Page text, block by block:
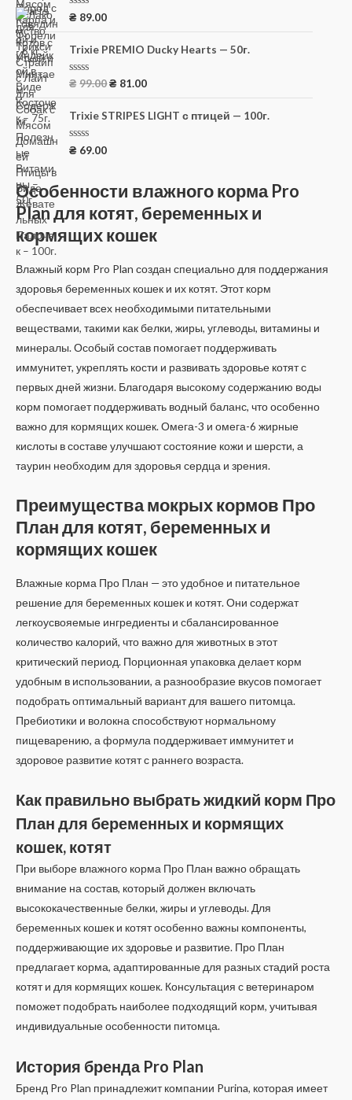
и
з
О
н
к
а
0
и
₴ 89.00
Trixie PREMIO Ducky Hearts — 50г.
О
н
к
а
0
и
₴ 99.00₴ 81.00
Trixie STRIPES LIGHT с птицей — 100г.
О
к
а
0
и
з
5
₴ 69.00
Особенности влажного корма Pro
Plan для котят, беременных и
кормящих кошек
Влажный корм Pro Plan создан специально для поддержания
здоровья беременных кошек и их котят. Этот корм
обеспечивает всех необходимыми питательными
веществами, такими как белки, жиры, углеводы, витамины и
минералы. Особый состав помогает поддерживать
иммунитет, укреплять кости и развивать здоровье котят с
первых дней жизни. Благодаря высокому содержанию воды
корм помогает поддерживать водный баланс, что особенно
важно для кормящих кошек. Омега-3 и омега-6 жирные
кислоты в составе улучшают состояние кожи и шерсти, а
таурин необходим для здоровья сердца и зрения.
Преимущества мокрых кормов Про
План для котят, беременных и
кормящих кошек
Влажные корма Про План — это удобное и питательное
решение для беременных кошек и котят. Они содержат
легкоусвояемые ингредиенты и сбалансированное
количество калорий, что важно для животных в этот
критический период. Порционная упаковка делает корм
удобным в использовании, а разнообразие вкусов помогает
подобрать оптимальный вариант для вашего питомца.
Пребиотики и волокна способствуют нормальному
пищеварению, а формула поддерживает иммунитет и
здоровое развитие котят с раннего возраста.
Как правильно выбрать жидкий корм Про
План для беременных и кормящих
кошек, котят
При выборе влажного корма Про План важно обращать
внимание на состав, который должен включать
высококачественные белки, жиры и углеводы. Для
беременных кошек и котят особенно важны компоненты,
поддерживающие их здоровье и развитие. Про План
предлагает корма, адаптированные для разных стадий роста
котят и для кормящих кошек. Консультация с ветеринаром
поможет подобрать наиболее подходящий корм, учитывая
индивидуальные особенности питомца.
История бренда Pro Plan
Бренд Pro Plan принадлежит компании Purina, которая имеет